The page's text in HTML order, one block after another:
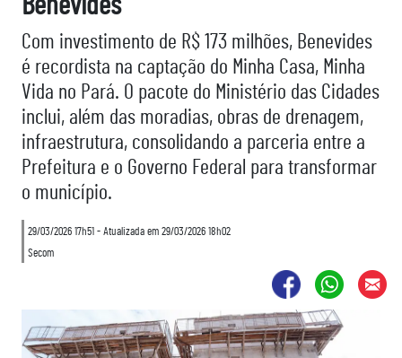
Com investimento de R$ 173 milhões, Benevides
é recordista na captação do Minha Casa, Minha
Vida no Pará. O pacote do Ministério das Cidades
inclui, além das moradias, obras de drenagem,
infraestrutura, consolidando a parceria entre a
Prefeitura e o Governo Federal para transformar
o município.
29/03/2026 17h51 - Atualizada em 29/03/2026 18h02
Secom